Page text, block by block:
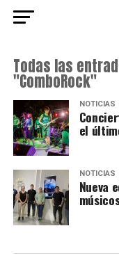
Todas las
"ComboRock"
NOTICIAS
el
NOTICIAS
Nueva